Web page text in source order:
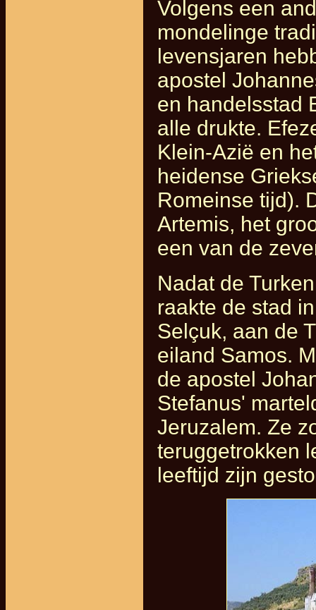
Volgens een
mondelinge
levensjaren
apostel
en handelsstad
alle drukte.
Klein-Azië en
heidense
Romeinse tijd).
Artemis, het
een van de
Nadat de
raakte de stad
Selçuk, aan de
eiland Samos.
de apostel
Stefanus'
Jeruzalem. Ze
teruggetrokken
leeftijd zijn